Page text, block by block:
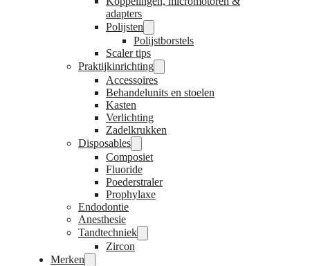
adapters
Polijsten
Polijstborstels
Scaler tips
Praktijkinrichting
Accessoires
Behandelunits en stoelen
Kasten
Verlichting
Zadelkrukken
Disposables
Composiet
Fluoride
Poederstraler
Prophylaxe
Endodontie
Anesthesie
Tandtechniek
Zircon
Merken